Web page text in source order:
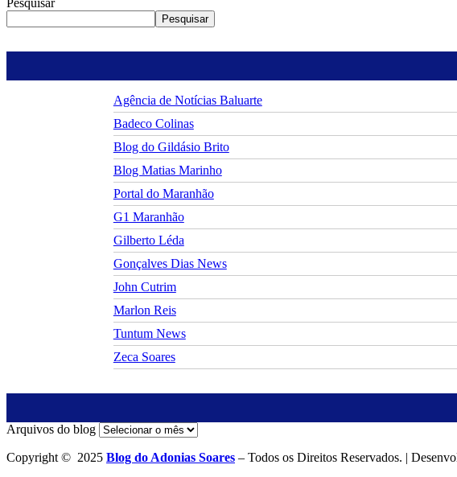
Pesquisar
Pesquisar
Agência de Notícias Baluarte
Badeco Colinas
Blog do Gildásio Brito
Blog Matias Marinho
Portal do Maranhão
G1 Maranhão
Gilberto Léda
Gonçalves Dias News
John Cutrim
Marlon Reis
Tuntum News
Zeca Soares
Arquivos do blog
Copyright © 2025 Blog do Adonias Soares – Todos os Direitos Reservados. |